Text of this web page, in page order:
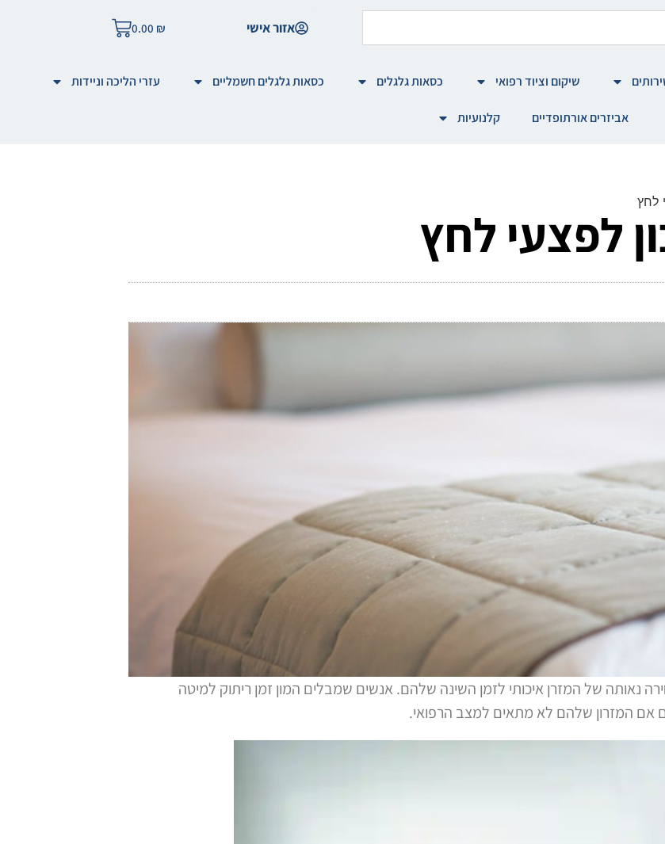
אזור אישי 0.00 ₪
שיקום וציוד רפואי כסאות גלגלים כסאות גלגלים חשמליים עזרי הליכה וניידות
אביזרים אורתופדיים קלנועיות
לחץ
לפצעי לחץ
נאותה של המזרן איכותי לזמן השינה שלהם. אנשים שמבלים המון זמן ריתוק למיטה
אם המזרון שלהם לא מתאים למצב הרפואי.